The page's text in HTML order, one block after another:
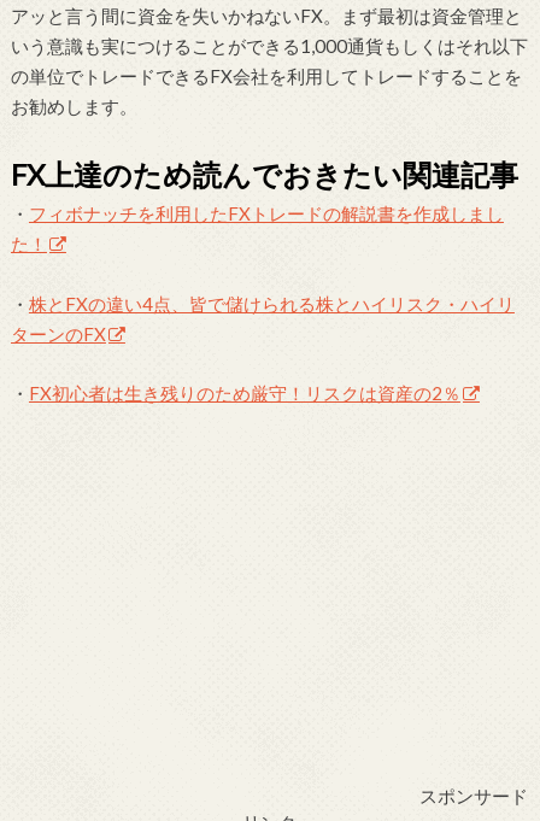
アッと言う間に資金を失いかねないFX。まず最初は資金管理と
いう意識も実につけることができる1,000通貨もしくはそれ以下
の単位でトレードできるFX会社を利用してトレードすることを
お勧めします。
FX上達のため読んでおきたい関連記事
・ フィボナッチを利用したFXトレードの解説書を作成しまし
た！
・ 株とFXの違い4点、皆で儲けられる株とハイリスク・ハイリ
ターンのFX
・ FX初心者は生き残りのため厳守！リスクは資産の2％
スポンサード